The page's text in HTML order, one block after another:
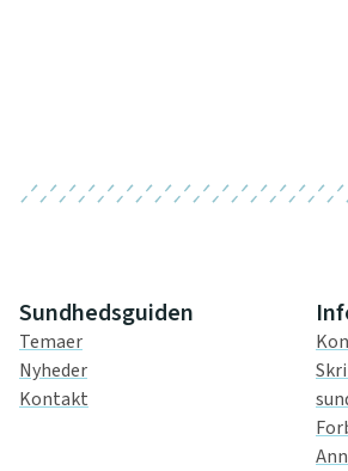
Sundhedsguiden
Temaer
Nyheder
Kontakt